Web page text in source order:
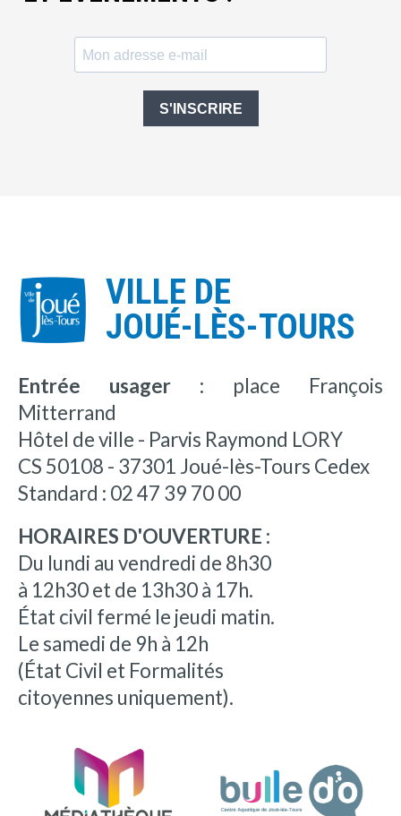
S'INSCRIRE
VILLE DE
JOUÉ-LÈS-TOURS
Entrée usager : place François
Mitterrand
Hôtel de ville - Parvis Raymond LORY
CS 50108 - 37301 Joué-lès-Tours Cedex
Standard : 02 47 39 70 00
HORAIRES D'OUVERTURE :
Du lundi au vendredi de 8h30
à 12h30 et de 13h30 à 17h.
État civil fermé le jeudi matin.
Le samedi de 9h à 12h
(État Civil et Formalités
citoyennes uniquement).